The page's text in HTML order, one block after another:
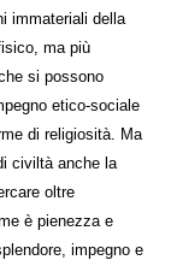
immateriali della
ma più
si possono
etico-sociale
di religiosità. Ma
civiltà anche la
oltre
è pienezza e
impegno e